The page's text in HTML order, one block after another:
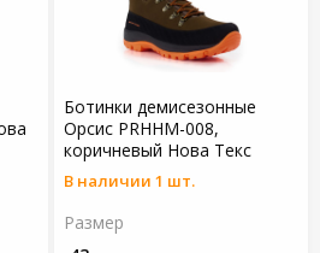
Ботинки демисезонные
Орсис PRHHM-008,
коричневый Нова Текс
В наличии 1 шт.
Размер